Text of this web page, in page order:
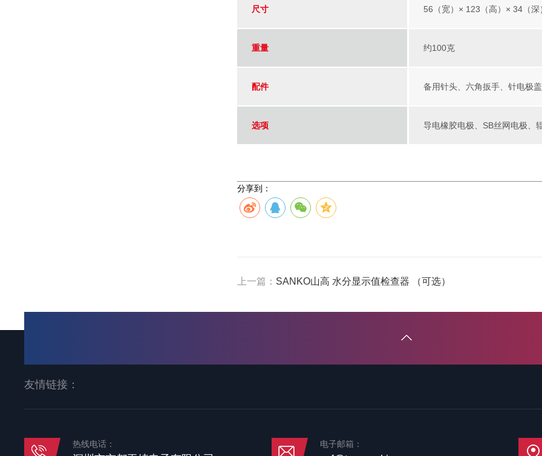
尺寸 56（宽）× 123（高）× 34（深
重量 约100克
配件 备用针头、六角扳手、针电极盖
选项 导电橡胶电极、SB丝网电极、
分享到：
上一篇： SANKO山高 水分显示值检查器 （可选）
友情链接：
热线电话： 电子邮箱：